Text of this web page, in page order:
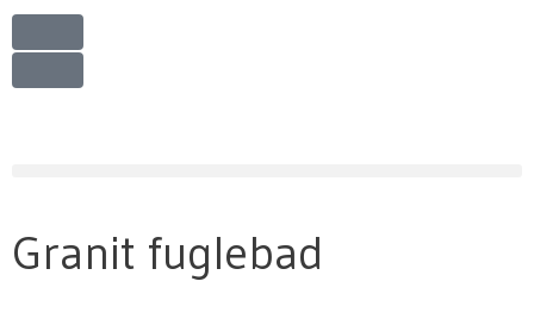
Gå
Granit fuglebad